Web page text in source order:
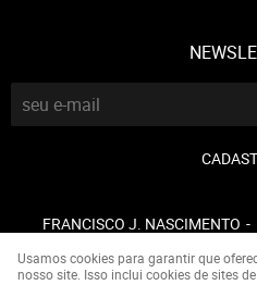
FRANCISCO J. NASCIMENTO
Usamos cookies para garantir que
nosso site. Isso inclui cookies de sites